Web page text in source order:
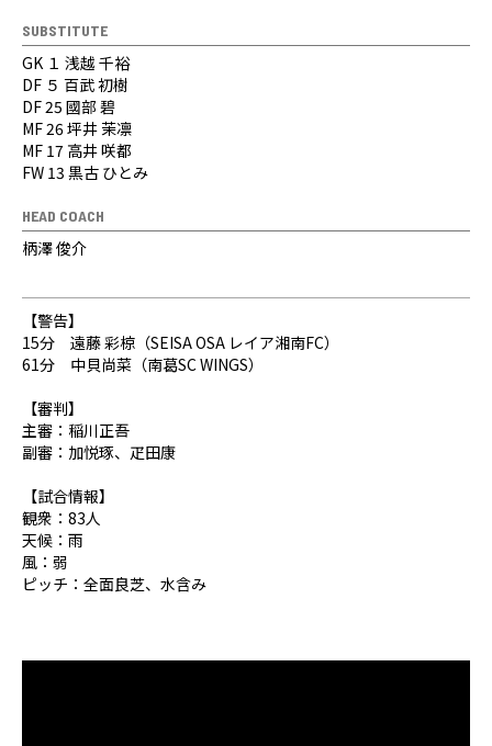
SUBSTITUTE
GK １ 浅越 千裕
DF ５ 百武 初樹
DF 25 國部 碧
MF 26 坪井 茉凛
MF 17 高井 咲都
FW 13 黒古 ひとみ
HEAD COACH
柄澤 俊介
【警告】
15分 遠藤 彩椋（SEISA OSA レイア湘南FC）
61分 中貝尚菜（南葛SC WINGS）
【審判】
主審：稲川正吾
副審：加悦琢、疋田康
【試合情報】
観衆：83人
天候：雨
風：弱
ピッチ：全面良芝、水含み